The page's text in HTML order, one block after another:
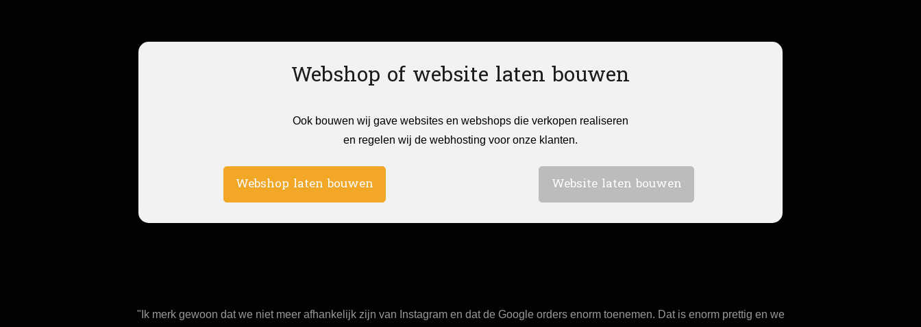
Webshop of website laten bouwen
Ook bouwen wij gave websites en webshops die verkopen realiseren
en regelen wij de webhosting voor onze klanten.
Webshop laten bouwen Website laten bouwen
"Ik merk gewoon dat we niet meer afhankelijk zijn van Instagram en dat de Google orders enorm toenemen. Dat is enorm prettig en we